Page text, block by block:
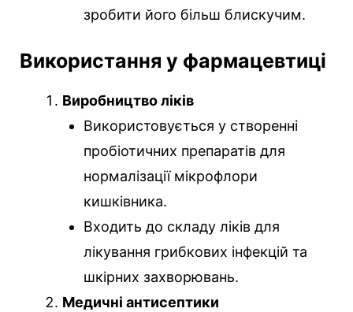
зробити його більш блискучим.
Використання у фармацевтиці
Виробництво ліків
Використовується у створенні
пробіотичних препаратів для
нормалізації мікрофлори
кишківника.
Входить до складу ліків для
лікування грибкових інфекцій та
шкірних захворювань.
Медичні антисептики